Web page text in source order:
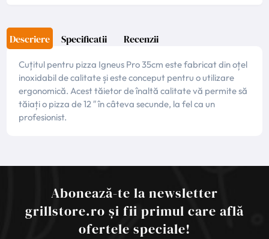
Descriere Specificatii Recenzii
Cuțitul pentru pizza Igneus Pro 35cm este fabricat din oțel
inoxidabil de calitate și este conceput pentru o utilizare
ergonomică. Acest tăietor de înaltă calitate vă permite să
tăiați o pizza de 12 ″ în câteva secunde, la fel ca un
profesionist.
Abonează-te la newsletter
grillstore.ro și fii primul care află
ofertele speciale!